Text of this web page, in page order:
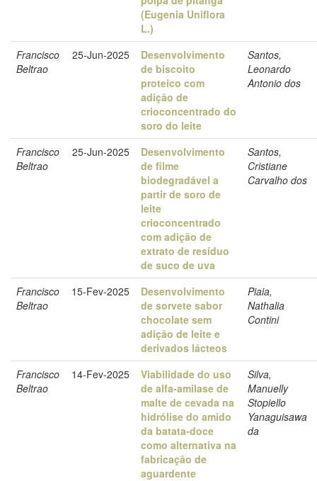
(Eugenia Uniflora
L.)
Francisco
Beltrao
25-Jun-2025
Desenvolvimento
de biscoito
proteico com
adição de
crioconcentrado do
soro do leite
Santos,
Leonardo
Antonio dos
Francisco
Beltrao
25-Jun-2025
Desenvolvimento
de filme
biodegradável a
partir de soro de
leite
crioconcentrado
com adição de
extrato de resíduo
de suco de uva
Santos,
Cristiane
Carvalho dos
Francisco
Beltrao
15-Fev-2025
Desenvolvimento
de sorvete sabor
chocolate sem
adição de leite e
derivados lácteos
Piaia,
Nathalia
Contini
Francisco
Beltrao
14-Fev-2025
Viabilidade do uso
de alfa-amilase de
malte de cevada na
hidrólise do amido
da batata-doce
como alternativa na
fabricação de
aguardente
Silva,
Manuelly
Stopiello
Yanaguisawa
da